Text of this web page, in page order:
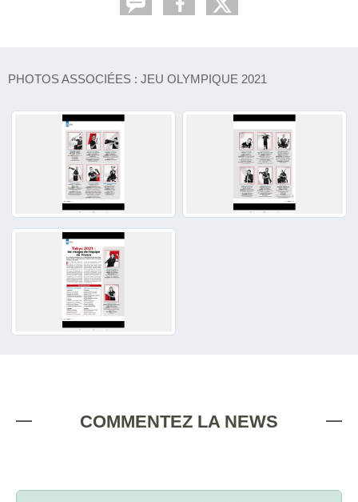
PHOTOS ASSOCIÉES : JEU OLYMPIQUE 2021
COMMENTEZ LA NEWS